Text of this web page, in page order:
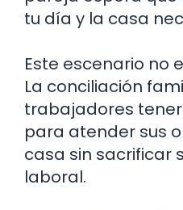
tu día y la casa
Este escenario no
La conciliación
trabajadores
para atender sus
casa sin sacrificar
laboral.